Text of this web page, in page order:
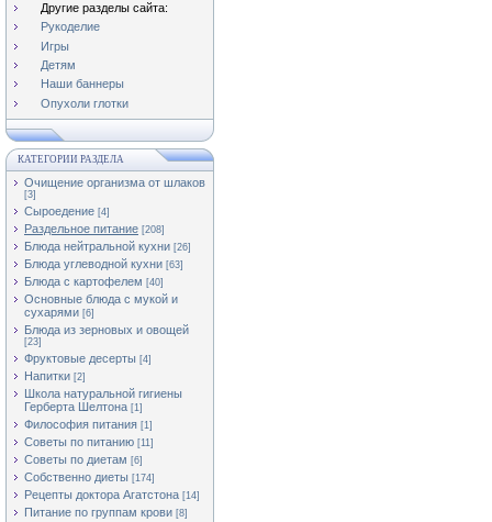
Другие разделы сайта:
Рукоделие
Игры
Детям
Наши баннеры
Опухоли глотки
КАТЕГОРИИ РАЗДЕЛА
Очищение организма от шлаков
[3]
Сыроедение [4]
Раздельное питание [208]
Блюда нейтральной кухни [26]
Блюда углеводной кухни [63]
Блюда с картофелем [40]
Основные блюда с мукой и
сухарями [6]
Блюда из зерновых и овощей
[23]
Фруктовые десерты [4]
Напитки [2]
Школа натуральной гигиены
Герберта Шелтона [1]
Философия питания [1]
Советы по питанию [11]
Советы по диетам [6]
Собственно диеты [174]
Рецепты доктора Агатстона [14]
Питание по группам крови [8]